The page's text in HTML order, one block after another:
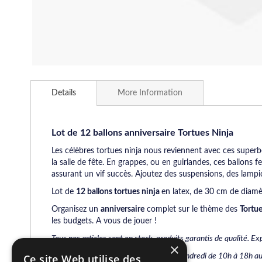
to
gallery
Details
Lot de 12 ballons anniversaire Tortues Ninja
Les célèbres tortues ninja nous reviennent avec ces
la salle de fête. En grappes, ou en guirlandes, ces
assurant un vif succès. Ajoutez des suspensions, des
Lot de 12 ballons tortues ninja en latex, de 30 cm de
Organisez un anniversaire complet sur le thème des
les budgets. A vous de jouer !
Tous nos articles sont en stock, produits garantis de qualité.
Pour tout renseignement du Lundi au Vendredi de 10h à 18h
More Information
×
Ce site Web utilise des